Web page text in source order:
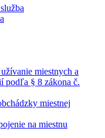
miestnych a
podľa § 8 zákona č.
miestnej
na miestnu